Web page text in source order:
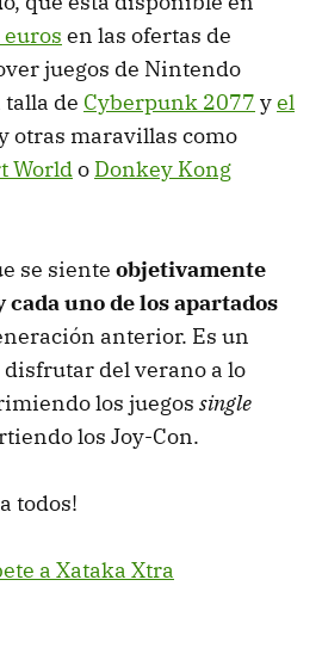
en las ofertas de
juegos de Nintendo
de Cyberpunk 2077 yel
otras maravillas como
Worldo Donkey Kong
se siente objetivamente
uno de los apartados
anterior. Es un
del verano a lo
los juegos single
los Joy-Con.
todos!
a Xataka Xtra